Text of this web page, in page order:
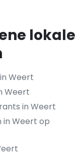
lokale
Weert
Weert
in Weert
in Weert op